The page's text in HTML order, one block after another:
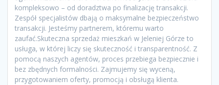
kompleksowo – od doradztwa po finalizację transakcji.
Zespół specjalistów dbają o maksymalne bezpieczeństwo
transakcji. Jesteśmy partnerem, któremu warto
zaufać.Skuteczna sprzedaż mieszkań w Jeleniej Górze to
usługa, w której liczy się skuteczność i transparentność. Z
pomocą naszych agentów, proces przebiega bezpiecznie i
bez zbędnych formalności. Zajmujemy się wyceną,
przygotowaniem oferty, promocją i obsługą klienta.